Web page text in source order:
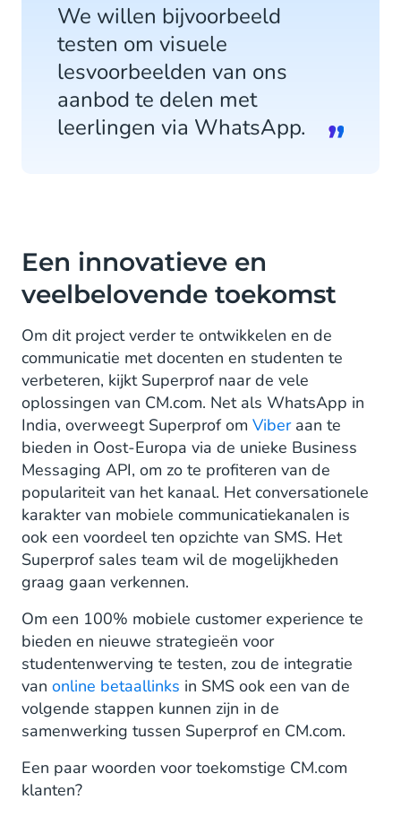
We willen bijvoorbeeld
testen om visuele
lesvoorbeelden van ons
aanbod te delen met
leerlingen via WhatsApp.
Een innovatieve en
veelbelovende toekomst
Om dit project verder te ontwikkelen en de
communicatie met docenten en studenten te
verbeteren, kijkt Superprof naar de vele
oplossingen van CM.com. Net als WhatsApp in
India, overweegt Superprof om Viberaan te
bieden in Oost-Europa via de unieke Business
Messaging API, om zo te profiteren van de
populariteit van het kanaal. Het conversationele
karakter van mobiele communicatiekanalen is
ook een voordeel ten opzichte van SMS. Het
Superprof sales team wil de mogelijkheden
graag gaan verkennen.
Om een 100% mobiele customer experience te
bieden en nieuwe strategieën voor
studentenwerving te testen, zou de integratie
van online betaallinks in SMS ook een van de
volgende stappen kunnen zijn in de
samenwerking tussen Superprof en CM.com.
Een paar woorden voor toekomstige CM.com
klanten?